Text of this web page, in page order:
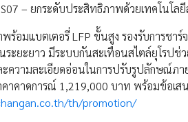
S07 – ยกระดับประสิทธิภาพด้วยเทคโนโล
ร้อมแบตเตอรี่ LFP ขั้นสูง รองรับการชา
ะยะยาว มีระบบกันสะเทือนสไตล์ยุโรปช่
ความละเอียดอ่อนในการปรับรูปลักษณ์ภา
คาคาดการณ์ 1,219,000 บาท พร้อมข้อเ
th/promotion/